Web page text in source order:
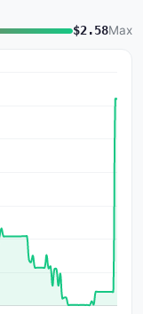
$2.58Max